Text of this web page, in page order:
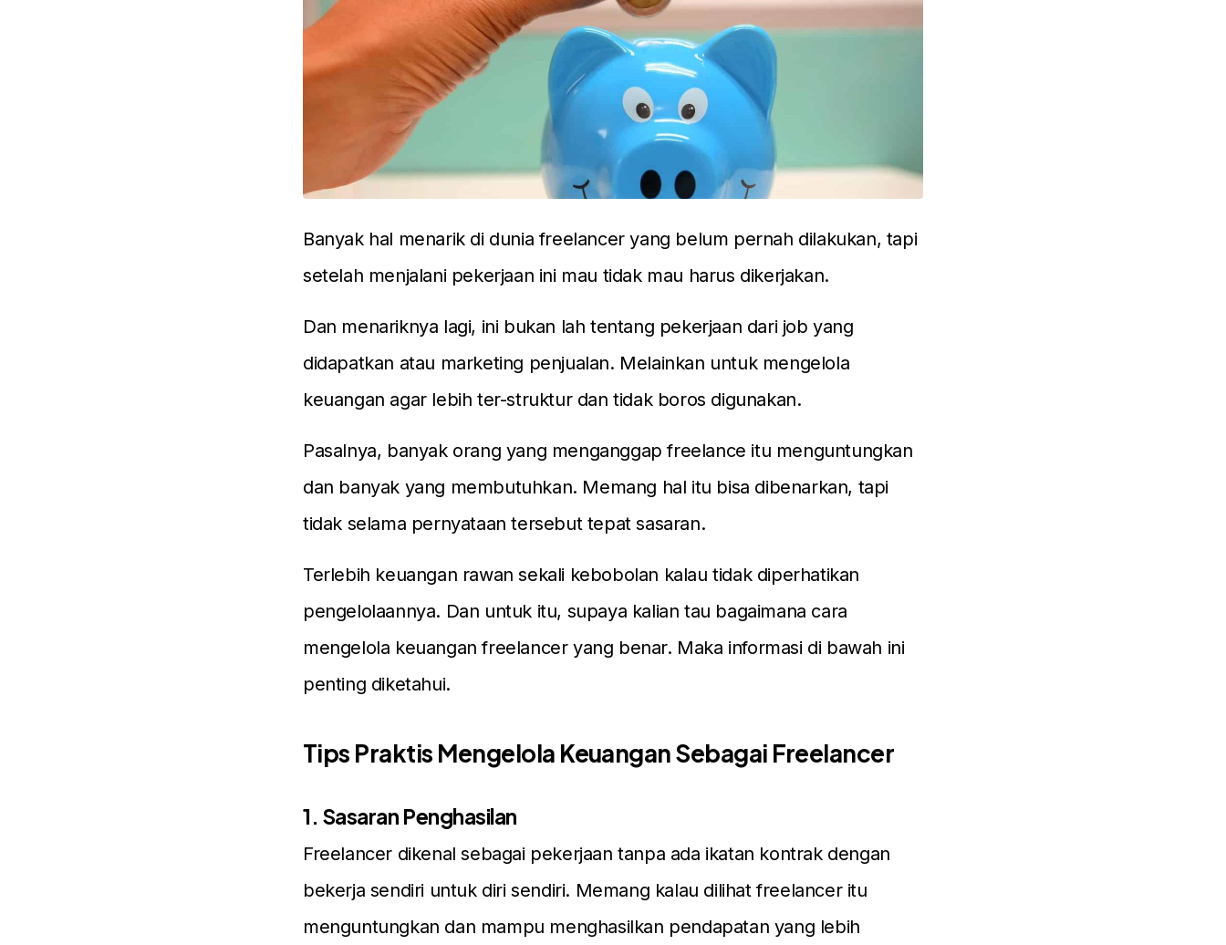
Banyak hal menarik di dunia freelancer yang belum pernah dilakukan, tapi
setelah menjalani pekerjaan ini mau tidak mau harus dikerjakan.
Dan menariknya lagi, ini bukan lah tentang pekerjaan dari job yang
didapatkan atau marketing penjualan. Melainkan untuk mengelola
keuangan agar lebih ter-struktur dan tidak boros digunakan.
Pasalnya, banyak orang yang menganggap freelance itu menguntungkan
dan banyak yang membutuhkan. Memang hal itu bisa dibenarkan, tapi
tidak selama pernyataan tersebut tepat sasaran.
Terlebih keuangan rawan sekali kebobolan kalau tidak diperhatikan
pengelolaannya. Dan untuk itu, supaya kalian tau bagaimana cara
mengelola keuangan freelancer yang benar. Maka informasi di bawah ini
penting diketahui.
Tips Praktis Mengelola Keuangan Sebagai Freelancer
1. Sasaran Penghasilan
Freelancer dikenal sebagai pekerjaan tanpa ada ikatan kontrak dengan
bekerja sendiri untuk diri sendiri. Memang kalau dilihat freelancer itu
menguntungkan dan mampu menghasilkan pendapatan yang lebih